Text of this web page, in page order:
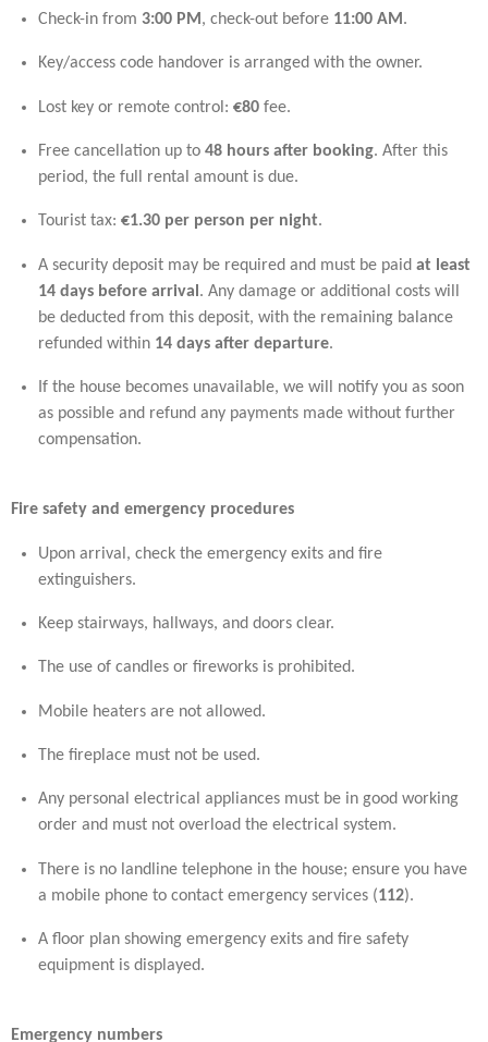
Check-in from 3:00 PM , check-out before 11:00 AM .
Key/access code handover is arranged with the owner.
Lost key or remote control: €80fee.
Free cancellation up to 48 hours after booking. After this
period, the full rental amount is due.
Tourist tax: €1.30 per person per night.
A security deposit may be required and must be paid at least
14 days before arrival . Any damage or additional costs will
be deducted from this deposit, with the remaining balance
refunded within 14 days after departure.
If the house becomes unavailable, we will notify you as soon
as possible and refund any payments made without further
compensation.
Fire safety and emergency procedures
Upon arrival, check the emergency exits and fire
extinguishers.
Keep stairways, hallways, and doors clear.
The use of candles or fireworks is prohibited.
Mobile heaters are not allowed.
The fireplace must not be used.
Any personal electrical appliances must be in good working
order and must not overload the electrical system.
There is no landline telephone in the house; ensure you have
a mobile phone to contact emergency services (112).
A floor plan showing emergency exits and fire safety
equipment is displayed.
Emergency numbers